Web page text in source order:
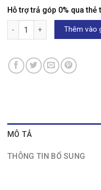
Hỗ trợ trả góp 0% qua thẻ
Điều hòa Sanyo inverter
Thêm vào
MÔ TẢ
THÔNG TIN BỔ SUNG